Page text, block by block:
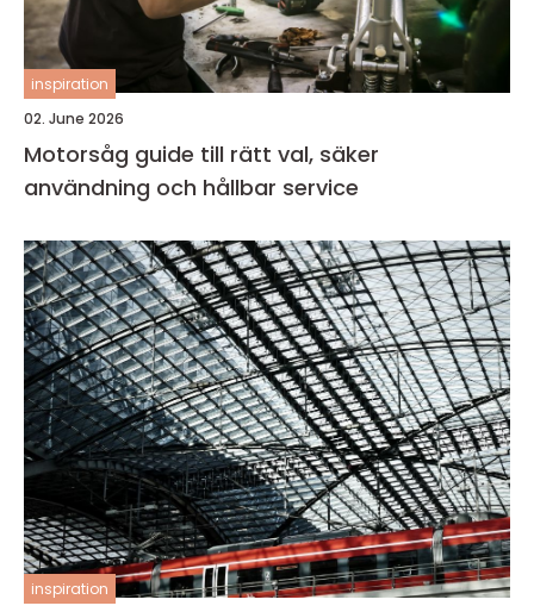
inspiration
02. June 2026
Motorsåg guide till rätt val, säker
användning och hållbar service
inspiration